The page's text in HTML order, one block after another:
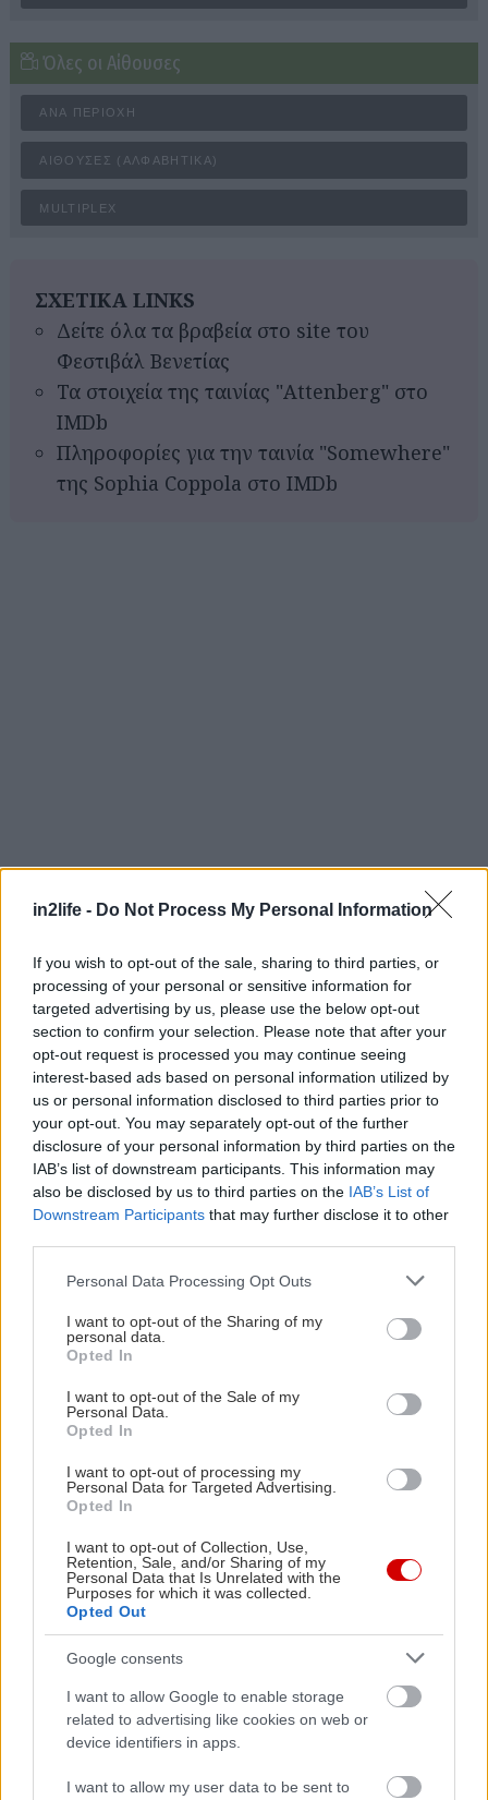
in2life - Do Not Process My Personal Information
If you wish to opt-out of the sale, sharing to third parties, or
processing of your personal or sensitive information for
targeted advertising by us, please use the below opt-out
section to confirm your selection. Please note that after your
opt-out request is processed you may continue seeing
interest-based ads based on personal information utilized by
us or personal information disclosed to third parties prior to
your opt-out. You may separately opt-out of the further
disclosure of your personal information by third parties on the
IAB’s list of downstream participants. This information may
also be disclosed by us to third parties on the IAB’s List of
Downstream Participants that may further disclose it to other
Please note that this website/app uses one or more Google
not limited to your visit or usage behaviour. You may click to
grant or deny consent to Google and its third-party tags to
use your data for below specified purposes in below Google
consent section.
Personal Data Processing Opt Outs
I want to opt-out of the Sharing of my
personal data.
Opted In
I want to opt-out of the Sale of my
Personal Data.
Opted In
I want to opt-out of processing my
Personal Data for Targeted Advertising.
Opted In
I want to opt-out of Collection, Use,
Retention, Sale, and/or Sharing of my
Personal Data that Is Unrelated with the
Purposes for which it was collected.
Opted Out
Google consents
I want to allow Google to enable storage
related to advertising like cookies on web or
device identifiers in apps.
I want to allow my user data to be sent to
Όλες οι Αίθουσες
ΑΝΆ ΠΕΡΙΟΧΉ
ΑΊΘΟΥΣΕΣ (ΑΛΦΑΒΗΤΙΚΆ)
MULTIPLEX
ΣΧΕΤΙΚΑ LINKS
Δείτε όλα τα βραβεία στο site του
Φεστιβάλ Βενετίας
Τα στοιχεία της ταινίας "Attenberg" στο
IMDb
Πληροφορίες για την ταινία "Somewhere"
της Sophia Coppola στο IMDb
Διαβάστε επίσης
Αναζήτηση